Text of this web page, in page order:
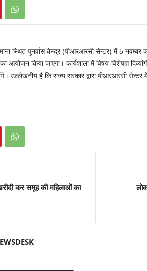
माना स्थित पुनर्वास केन्द्र (पीआरआरसी सेन्टर) में 5
आयोजन किया जाएगा। कार्यशाला में विषय-विशेषज्ञ
उल्लेखनीय है कि राज्य सरकार द्वारा पीआरआरसी
कर समूह की महिलाओं का